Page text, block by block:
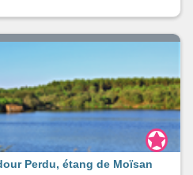
Perdu, étang de Moïsan